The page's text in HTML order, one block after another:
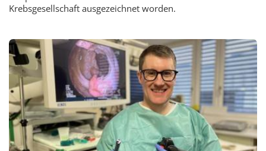
Krebsgesellschaft ausgezeichnet worden.